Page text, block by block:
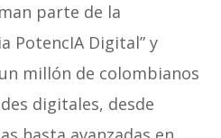
parte de la
PotencIA Digital” y
millón de colombianos
digitales, desde